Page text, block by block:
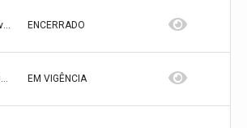
R$ 52.276,00(valor inicial) R$ 52.276,00(valor atualizado) ENCERRADO
R$ 145.023,00(valor inicial) R$ 145.023,00(valor atualizado) EM VIGÊNCIA